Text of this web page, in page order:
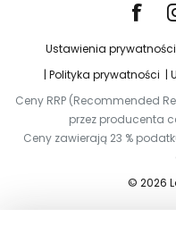
Ustawienia prywatności
Polityka prywatności
Ceny RRP (Recommended
przez producenta
Ceny zawierają 23 %
© 2026